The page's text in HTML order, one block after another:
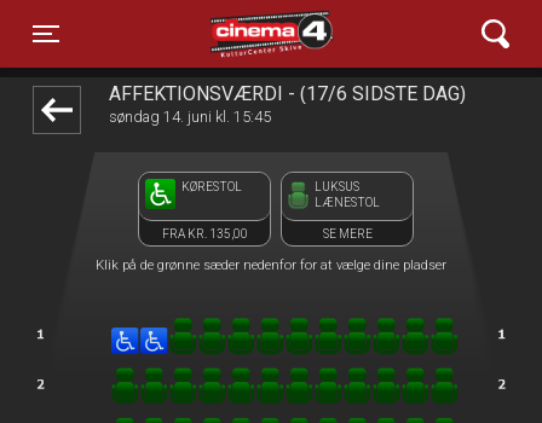
Toggle navigation
Cinema4
AFFEKTIONSVÆRDI - (17/6 SIDSTE DAG)
søndag 14. juni kl. 15:45
KØRESTOL
FRA KR. 135,00
LUKSUS
LÆNESTOL
SE MERE
Klik på de grønne sæder nedenfor for at vælge dine pladser
1step-front02 060722